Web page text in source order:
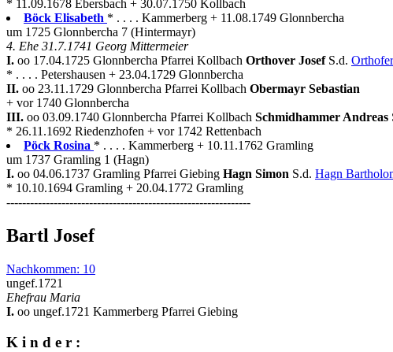
* 11.09.1678 Ebersbach + 30.07.1750 Kollbach
Böck Elisabeth * . . . . Kammerberg + 11.08.1749 Glonnbercha
um 1725 Glonnbercha 7 (Hintermayr)
4. Ehe 31.7.1741 Georg Mittermeier
I. oo 17.04.1725 Glonnbercha Pfarrei Kollbach Orthover Josef S.d.
* . . . . Petershausen + 23.04.1729 Glonnbercha
II. oo 23.11.1729 Glonnbercha Pfarrei Kollbach Obermayr Sebastian
+ vor 1740 Glonnbercha
III. oo 03.09.1740 Glonnbercha Pfarrei Kollbach Schmidhammer Andreas
* 26.11.1692 Riedenzhofen + vor 1742 Rettenbach
Pöck Rosina * . . . . Kammerberg + 10.11.1762 Gramling
um 1737 Gramling 1 (Hagn)
I. oo 04.06.1737 Gramling Pfarrei Giebing Hagn Simon S.d. Hagn
* 10.10.1694 Gramling + 20.04.1772 Gramling
--------------------------------------------------------------
Bartl Josef
Nachkommen: 10
ungef.1721
Ehefrau Maria
I. oo ungef.1721 Kammerberg Pfarrei Giebing
K i n d e r :